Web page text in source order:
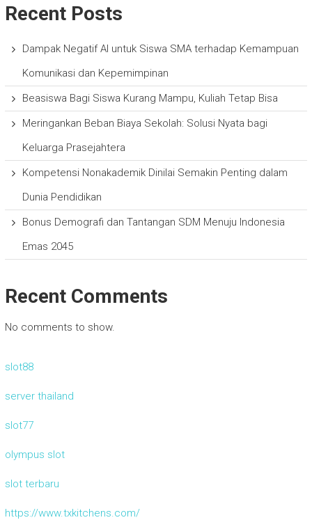
Recent Posts
Dampak Negatif AI untuk Siswa SMA terhadap Kemampuan
Komunikasi dan Kepemimpinan
Beasiswa Bagi Siswa Kurang Mampu, Kuliah Tetap Bisa
Meringankan Beban Biaya Sekolah: Solusi Nyata bagi
Keluarga Prasejahtera
Kompetensi Nonakademik Dinilai Semakin Penting dalam
Dunia Pendidikan
Bonus Demografi dan Tantangan SDM Menuju Indonesia
Emas 2045
Recent Comments
No comments to show.
slot88
server thailand
slot77
olympus slot
slot terbaru
https://www.txkitchens.com/